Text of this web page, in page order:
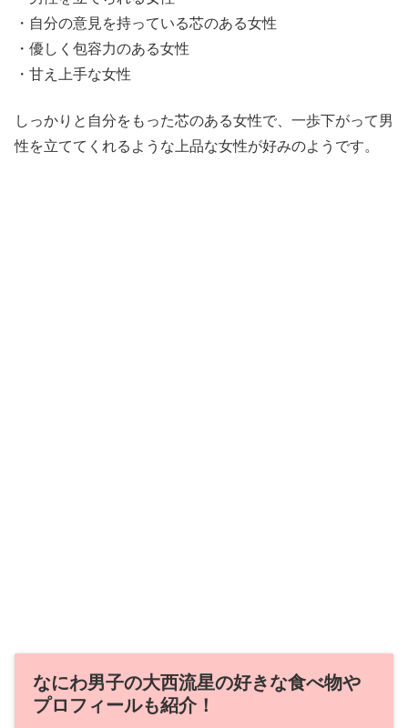
・自分の意見を持っている芯のある女性
・優しく包容力のある女性
・甘え上手な女性
しっかりと自分をもった芯のある女性で、一歩下がって男
性を立ててくれるような上品な女性が好みのようです。
なにわ男子の大西流星の好きな食べ物や
プロフィールも紹介！